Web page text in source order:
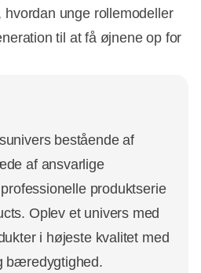
unge rollemodeller
til at få øjnene op for
bestående af
af ansvarlige
produktserie
Oplev et univers med
i højeste kvalitet med
bæredygtighed.